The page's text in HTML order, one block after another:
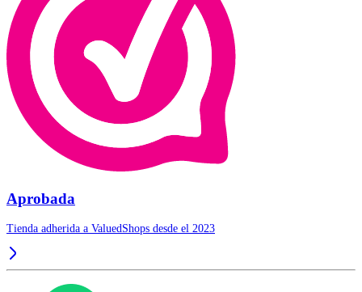
Aprobada
Tienda adherida a ValuedShops desde el 2023